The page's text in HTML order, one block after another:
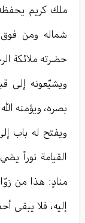
ملك كريم
شماله ومن
حضرته ملائكة
ويشيّعونه إلى
بصره، ويؤمنه
ويفتح له باب
القيامة نوراً
منادٍ: هذا من
إليه، فلا يبقى